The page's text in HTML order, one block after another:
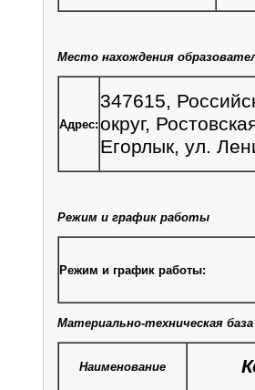
Место нахождения
Адрес:
347615,
округ,
Егорлык, ул.
Режим и график работы
Режим и график работы:
Материально-техническая база
Наименование